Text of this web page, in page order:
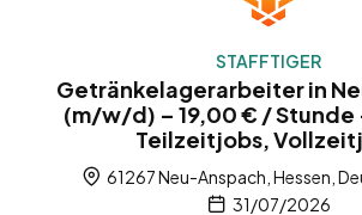
STAFFTIGER
Getränkelagerarbeiter in
(m/w/d) – 19,00 € / Stunde
Teilzeitjobs,
61267 Neu-Anspach, Hessen,
31/07/2026